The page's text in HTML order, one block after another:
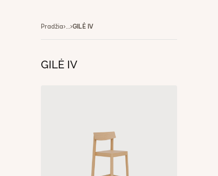
Pradžia›...›GILĖ IV
GILĖ IV